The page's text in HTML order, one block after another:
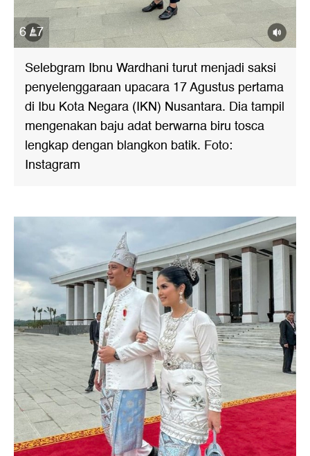
6 / 7
Selebgram Ibnu Wardhani turut menjadi saksi
penyelenggaraan upacara 17 Agustus pertama
di Ibu Kota Negara (IKN) Nusantara. Dia tampil
mengenakan baju adat berwarna biru tosca
lengkap dengan blangkon batik. Foto:
Instagram